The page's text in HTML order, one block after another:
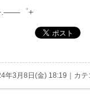
゜+
年3月8日(金) 18:19｜カテ